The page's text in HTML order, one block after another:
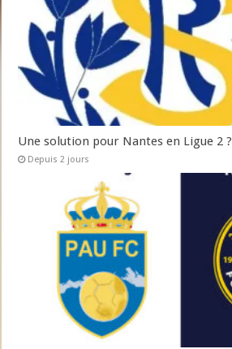
Une solution pour Nantes en Ligue 2 ?
Depuis 2 jours